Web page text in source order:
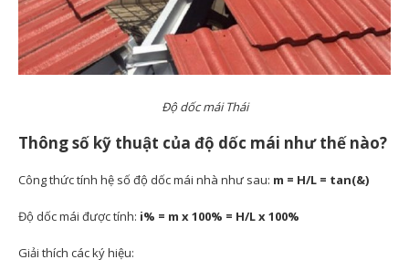
Độ dốc mái Thái
Thông số kỹ thuật của độ dốc mái như thế nào?
Công thức tính hệ số độ dốc mái nhà như sau: m = H/L = tan(&)
Độ dốc mái được tính: i% = m x 100% = H/L x 100%
Giải thích các ký hiệu: